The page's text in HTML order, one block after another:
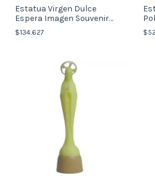
Estatua Virgen Dulce
Espera Imagen Souvenir
Italy
$134.627